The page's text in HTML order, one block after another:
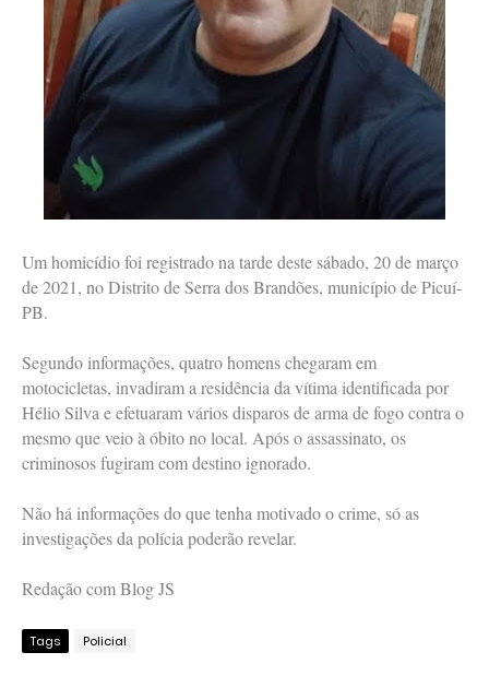
Um homicídio foi registrado na tarde deste sábado, 20 de março
de 2021, no Distrito de Serra dos Brandões, município de Picuí-
PB.
Segundo informações, quatro homens chegaram em
motocicletas, invadiram a residência da vítima identificada por
Hélio Silva e efetuaram vários disparos de arma de fogo contra o
mesmo que veio à óbito no local. Após o assassinato, os
criminosos fugiram com destino ignorado.
Não há informações do que tenha motivado o crime, só as
investigações da polícia poderão revelar.
Redação com Blog JS
Tags Policial